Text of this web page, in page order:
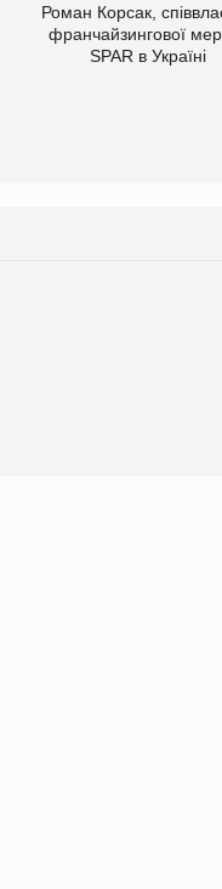
Роман Корсак,
франчайзингової
SPAR в Україні